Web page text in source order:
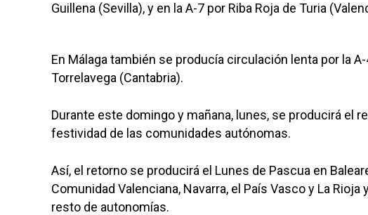
Guillena (Sevilla), y en la A-7 por Riba Roja de Turia
En Málaga también se producía circulación lenta por la
Torrelavega (Cantabria).
Durante este domingo y mañana, lunes, se producirá el
festividad de las comunidades autónomas.
Así, el retorno se producirá el Lunes de Pascua en
Comunidad Valenciana, Navarra, el País Vasco y La Rioja
resto de autonomías.